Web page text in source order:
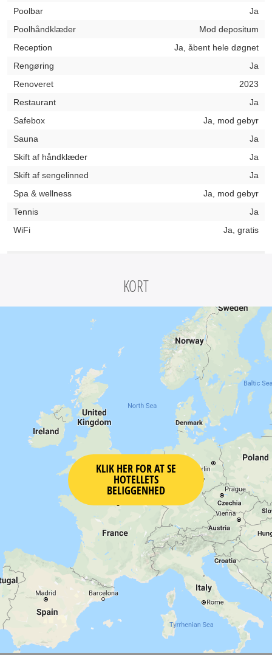
Poolbar
Ja
Poolhåndklæder
Mod depositum
Reception
Ja, åbent hele døgnet
Rengøring
Ja
Renoveret
2023
Restaurant
Ja
Safebox
Ja, mod gebyr
Sauna
Ja
Skift af håndklæder
Ja
Skift af sengelinned
Ja
Spa & wellness
Ja, mod gebyr
Tennis
Ja
WiFi
Ja, gratis
KORT
KLIK HER FOR AT SE
HOTELLETS
BELIGGENHED